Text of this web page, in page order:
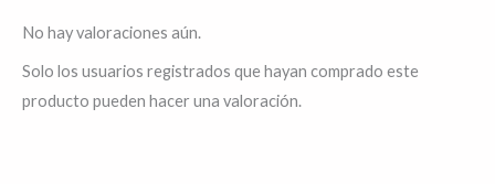
No hay valoraciones aún.
Solo los usuarios registrados que hayan comprado este
producto pueden hacer una valoración.